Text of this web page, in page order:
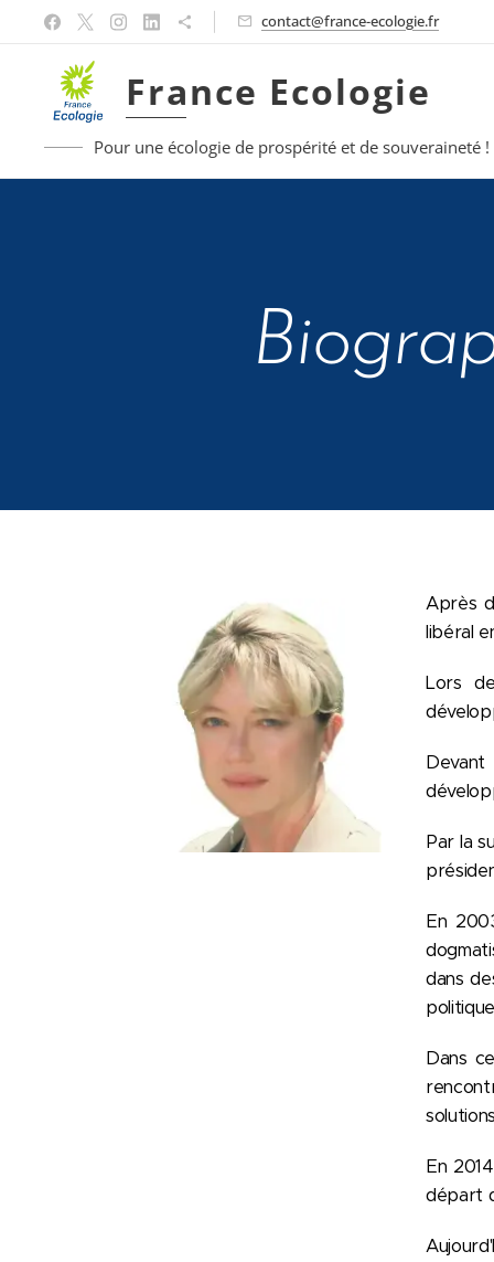
contact@france-ecologie.fr
France Ecologie
Pour une écologie de prospérité et de souveraineté !
Après
libéral
Lors
Par la
En
dans
Dans
En
départ